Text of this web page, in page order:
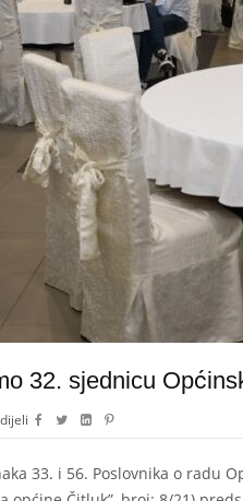
32. sjednicu
33. i 56. Poslovnika o radu